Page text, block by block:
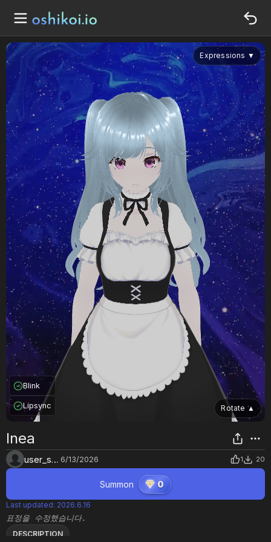
Rotate ▲
Expressions ▼
Blink
Lipsync
Inea
user_s0fte26d 6/13/2026 1 20
Summon 0
Last updated: 2026.6.16
표정을 수정했습니다.
DESCRIPTION